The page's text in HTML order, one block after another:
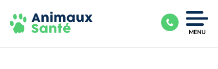
Ouvrir
MENU